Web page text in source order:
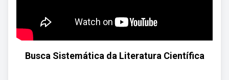
Busca Sistemática da Literatura Científica